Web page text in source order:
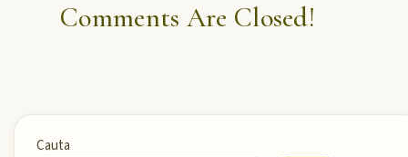
Comments Are Closed!
Cauta